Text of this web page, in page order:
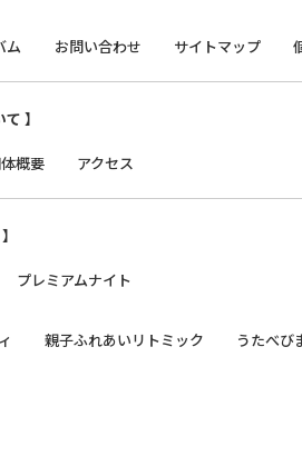
ム お問い合わせ サイトマップ
】
概要 アクセス
プレミアムナイト
親子ふれあいリトミック うたべび